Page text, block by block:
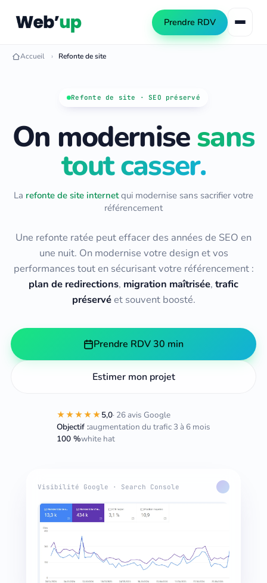
Prendre RDV
Référencement naturel
Netlinking SEO
Audit SEO
Formation SEO
Création de site web
Publicité Google Ads
Automatisation PME
Automatiser les tâches PME
Automatiser le contenu SEO
Accueil Refonte de site
Refonte de site · SEO préservé
On modernisesans
tout casser.
La refonte de site internetqui modernise sans sacrifier votre
référencement
Une refonte ratée peut effacer des années de SEO en
une nuit. On modernise votre design et vos
performances tout en sécurisant votre référencement :
plan de redirections, migration maîtrisée, trafic
préservéet souvent boosté.
Prendre RDV 30 min
Estimer mon projet
★★★★★5,0· 26 avis Google
Objectif :augmentation du trafic 3 à 6 mois
100 %white hat
Visibilité Google · Search Console